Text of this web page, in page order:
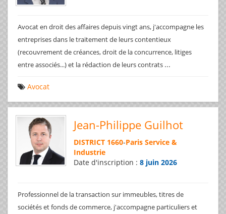
Avocat en droit des affaires depuis vingt ans, j'accompagne les
entreprises dans le traitement de leurs contentieux
(recouvrement de créances, droit de la concurrence, litiges
entre associés...) et la rédaction de leurs contrats ...
Avocat
Jean-Philippe Guilhot
DISTRICT 1660-Paris Service &
Industrie
Date d'inscription : 8 juin 2026
Professionnel de la transaction sur immeubles, titres de
sociétés et fonds de commerce, j'accompagne particuliers et